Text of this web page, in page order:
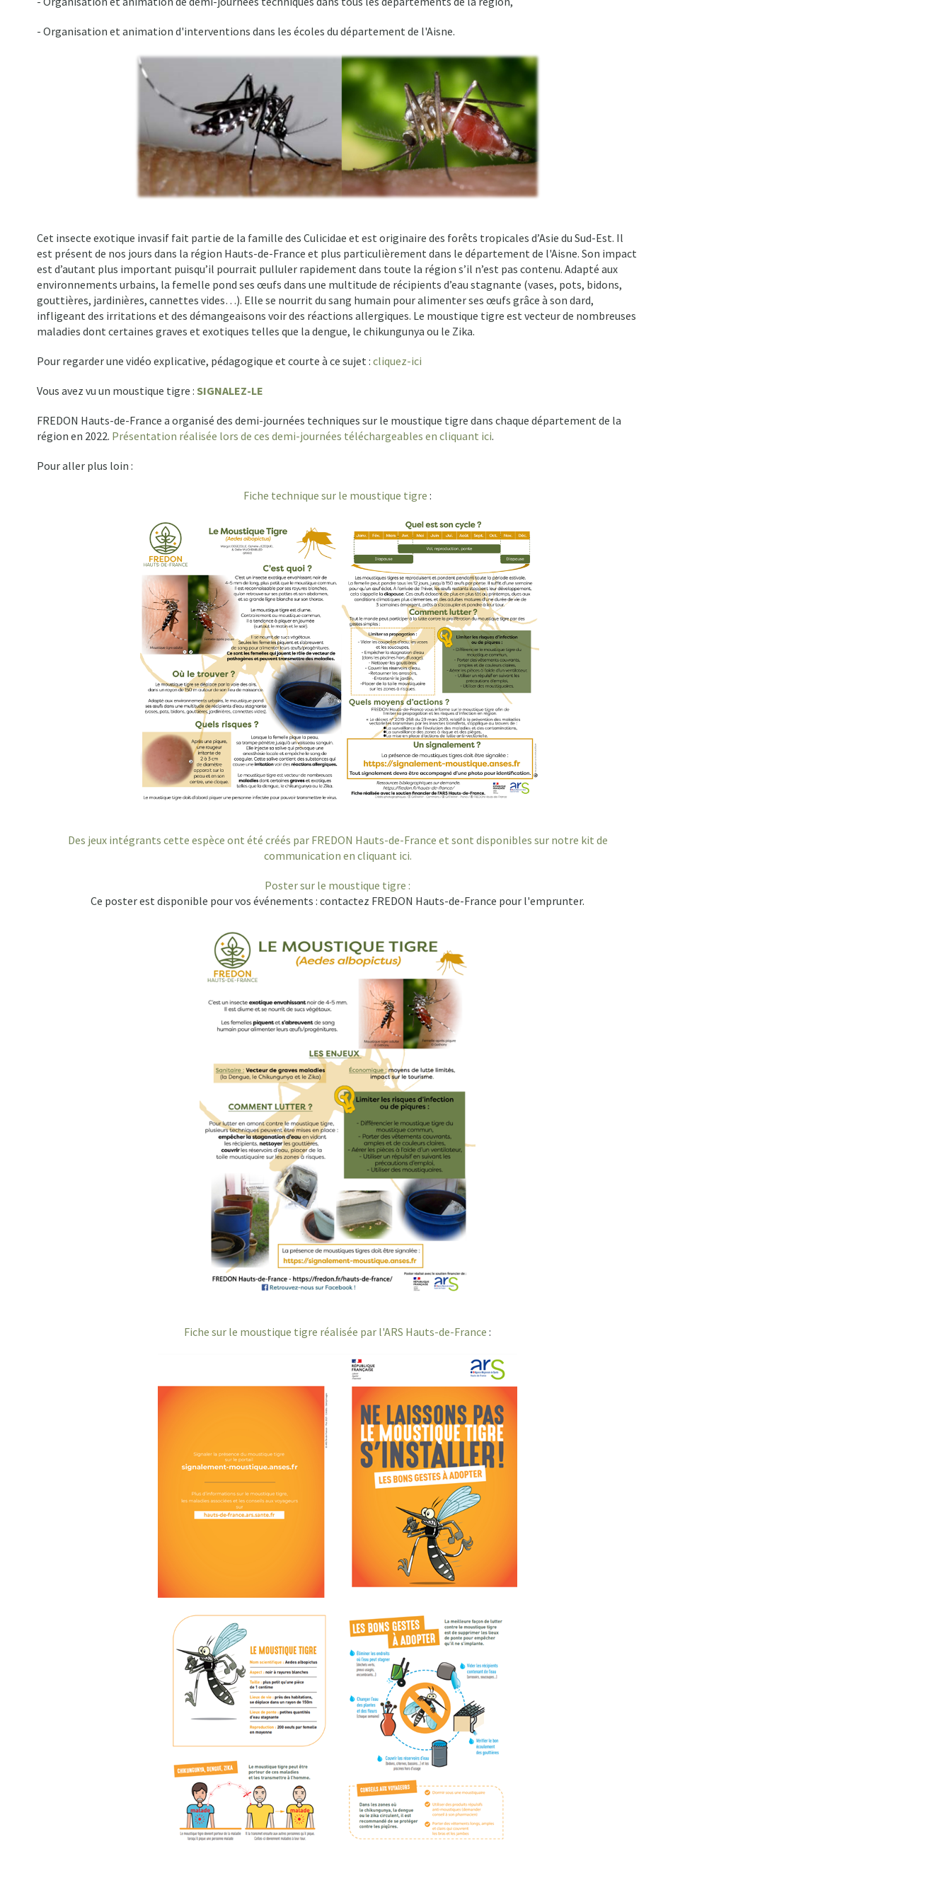
- Organisation et animation d'interventions dans les écoles du département de l'Aisne.
Cet insecte exotique invasif fait partie de la famille des Culicidae et est originaire des forêts tropicales d’Asie du Sud-Est. Il
est présent de nos jours dans la région Hauts-de-France et plus particulièrement dans le département de l'Aisne. Son impact
est d’autant plus important puisqu’il pourrait pulluler rapidement dans toute la région s’il n’est pas contenu. Adapté aux
environnements urbains, la femelle pond ses œufs dans une multitude de récipients d’eau stagnante (vases, pots, bidons,
gouttières, jardinières, cannettes vides…). Elle se nourrit du sang humain pour alimenter ses œufs grâce à son dard,
infligeant des irritations et des démangeaisons voir des réactions allergiques. Le moustique tigre est vecteur de nombreuses
maladies dont certaines graves et exotiques telles que la dengue, le chikungunya ou le Zika.
Pour regarder une vidéo explicative, pédagogique et courte à ce sujet : cliquez-ici
Vous avez vu un moustique tigre : SIGNALEZ-LE
FREDON Hauts-de-France a organisé des demi-journées techniques sur le moustique tigre dans chaque département de la
région en 2022. Présentation réalisée lors de ces demi-journées téléchargeables en cliquant ici.
Pour aller plus loin :
Fiche technique sur le moustique tigre :
Des jeux intégrants cette espèce ont été créés par FREDON Hauts-de-France et sont disponibles sur notre kit de
communication en cliquant ici.
Poster sur le moustique tigre :
Ce poster est disponible pour vos événements : contactez FREDON Hauts-de-France pour l'emprunter.
Fiche sur le moustique tigre réalisée par l'ARS Hauts-de-France :